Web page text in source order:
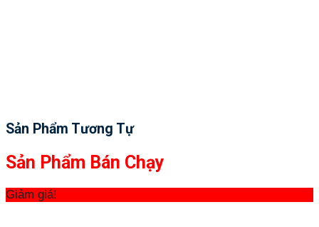
Sản Phẩm Tương Tự
Sản Phẩm Bán Chạy
Giảm giá!